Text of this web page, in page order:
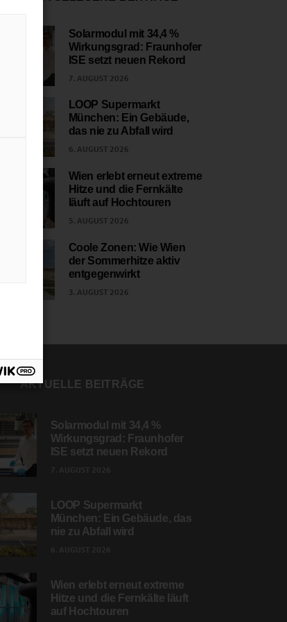
Solarmodul mit 34,4 %
Wirkungsgrad: Fraunhofer
ISE setzt neuen Rekord
7. AUGUST 2026
LOOP Supermarkt
München: Ein Gebäude,
das nie zu Abfall wird
6. AUGUST 2026
Wien erlebt erneut extreme
Hitze und die Fernkälte
läuft auf Hochtouren
5. AUGUST 2026
Coole Zonen: Wie Wien
der Sommerhitze aktiv
entgegenwirkt
3. AUGUST 2026
AKTUELLE BEITRÄGE
Solarmodul mit 34,4 %
Wirkungsgrad: Fraunhofer
ISE setzt neuen Rekord
LOOP Supermarkt
München: Ein Gebäude, das
nie zu Abfall wird
Wien erlebt erneut extreme
Hitze und die Fernkälte läuft
auf Hochtouren